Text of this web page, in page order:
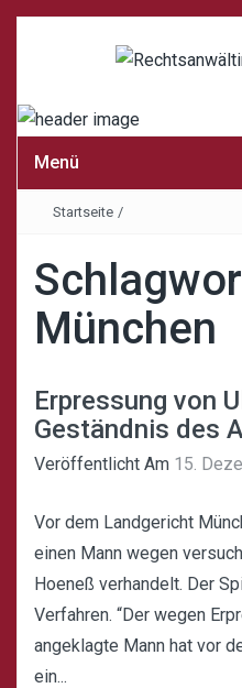
Menü
Startseite /
München
Erpressung von
Geständnis des
Veröffentlicht Am 15.
Vor dem Landgericht
einen Mann wegen
Hoeneß verhandelt. Der
Verfahren. “Der wegen
angeklagte Mann hat vor
ein...